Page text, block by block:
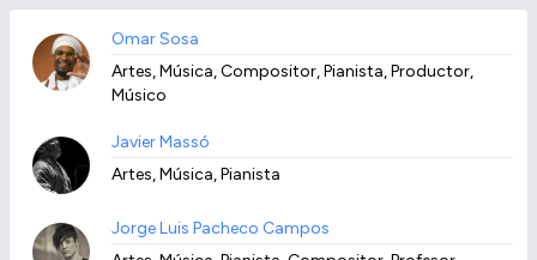
Omar Sosa
Artes, Música, Compositor, Pianista, Productor,
Músico
Javier Massó
Artes, Música, Pianista
Jorge Luis Pacheco Campos